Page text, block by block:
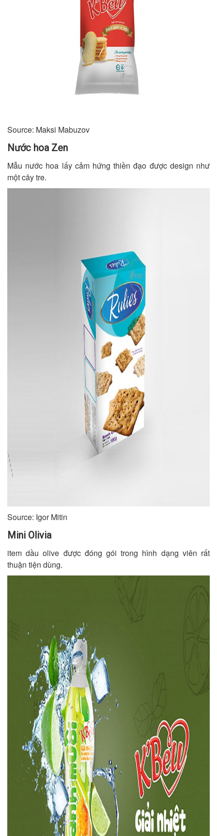
Source: Maksi Mabuzov
Nước hoa Zen
Mẫu nước hoa lấy cảm hứng thiền đạo được design như
một cây tre.
Source: Igor Mitin
Mini Olivia
item dầu olive được đóng gói trong hình dạng viên rất
thuận tiện dùng.